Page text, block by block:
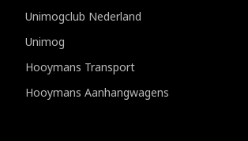
Unimogclub Nederland
Unimog
Hooymans Transport
Hooymans Aanhangwagens